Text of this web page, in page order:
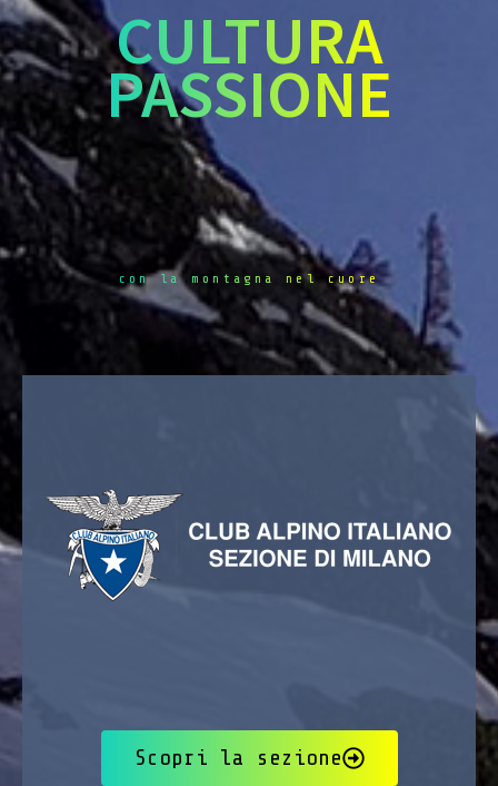
CULTURA
PASSIONE
con la montagna nel cuore
Scopri la sezione